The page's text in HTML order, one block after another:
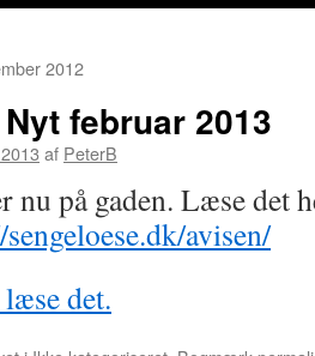
2012
februar 2013
af PeterB
nu på gaden. Læse det
avisen/
det.